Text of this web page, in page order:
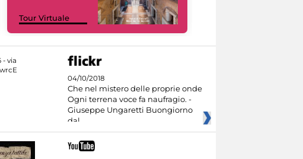
Tour Virtuale
04/10/2018
Che nel mistero delle proprie onde
Ogni terrena voce fa naufragio. -
Giuseppe Ungaretti Buongiorno
dal